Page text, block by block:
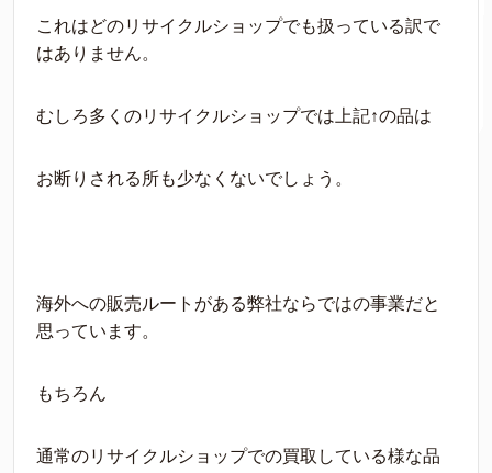
これはどのリサイクルショップでも扱っている訳で
はありません。
むしろ多くのリサイクルショップでは上記↑の品は
お断りされる所も少なくないでしょう。
海外への販売ルートがある弊社ならではの事業だと
思っています。
もちろん
通常のリサイクルショップでの買取している様な品